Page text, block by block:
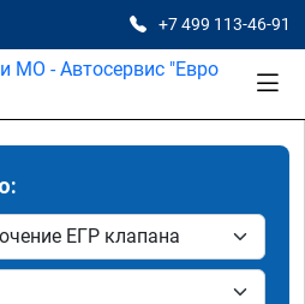
+7 499 113-46-91